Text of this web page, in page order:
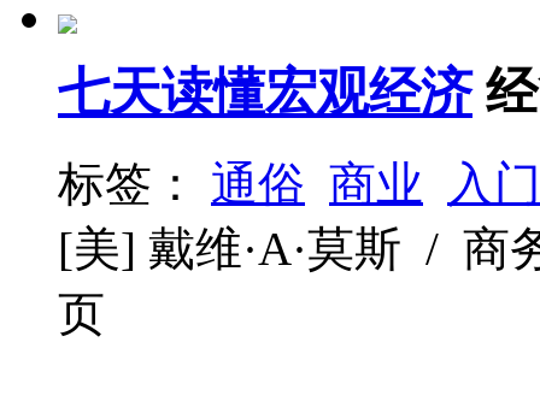
七天读懂宏观经济
标签： 通俗 商业
入门
[美] 戴维·A·莫斯 / 商
页